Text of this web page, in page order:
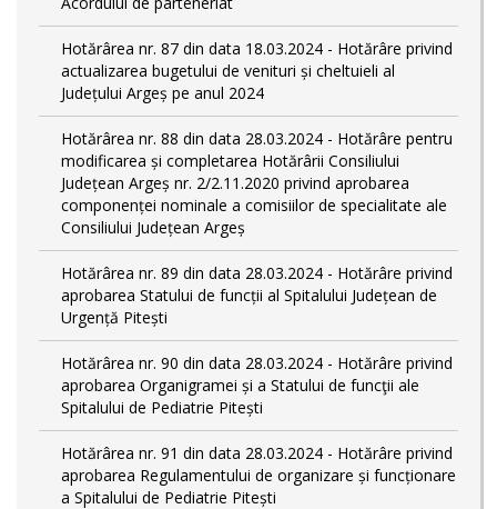
Hotărârea nr. 87 din data 18.03.2024 - Hotărâre privind
actualizarea bugetului de venituri și cheltuieli al
Județului Argeș pe anul 2024
Hotărârea nr. 88 din data 28.03.2024 - Hotărâre pentru
modificarea și completarea Hotărârii Consiliului
Județean Argeș nr. 2/2.11.2020 privind aprobarea
componenței nominale a comisiilor de specialitate ale
Consiliului Județean Argeș
Hotărârea nr. 89 din data 28.03.2024 - Hotărâre privind
aprobarea Statului de funcții al Spitalului Județean de
Urgență Pitești
Hotărârea nr. 90 din data 28.03.2024 - Hotărâre privind
aprobarea Organigramei și a Statului de funcţii ale
Spitalului de Pediatrie Pitești
Hotărârea nr. 91 din data 28.03.2024 - Hotărâre privind
aprobarea Regulamentului de organizare și funcționare
a Spitalului de Pediatrie Pitești